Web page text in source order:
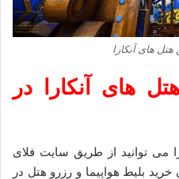
هتل های آنکارا
های آنکارا در
می توانید از طریق سایت فلای
بلیط هواپیما و رزرو هتل در